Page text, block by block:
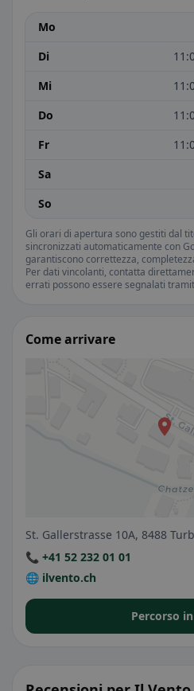
Mo
Di
Mi
Do
Fr
Sa
So
Gli orari di apertura sono gestiti dal
sincronizzati automaticamente con
garantiscono correttezza,
Per dati vincolanti, contatta
errati possono essere segnalati
Come arrivare
St. Gallerstrasse 10A, 8488
📞 +41 52 232 01 01
🌐 ilvento.ch
Percorso